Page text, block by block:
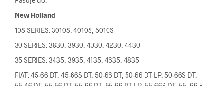
New Holland
10S SERIES: 3010S, 4010S, 5010S
30 SERIES: 3830, 3930, 4030, 4230, 4430
35 SERIES: 3435, 3935, 4135, 4635, 4835
FIAT: 45-66 DT, 45-66S DT, 50-66 DT, 50-66 DT LP, 50-66S DT,